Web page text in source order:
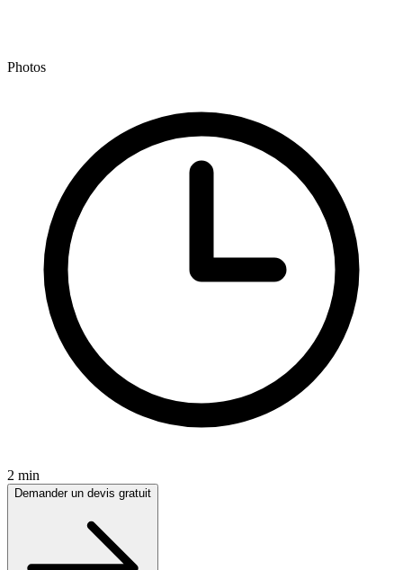
Photos
2 min
Demander un devis gratuit